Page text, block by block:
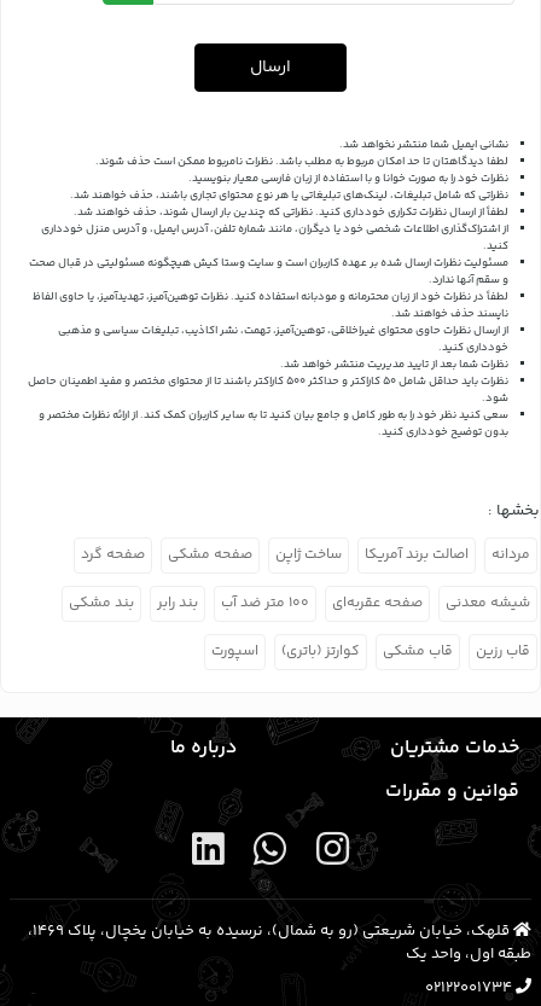
ارسال
نشانی ایمیل شما منتشر نخواهد شد.
لطفا دیدگاهتان تا حد امکان مربوط به مطلب باشد. نظرات نامربوط ممکن است حذف شوند.
نظرات خود را به صورت خوانا و با استفاده از زبان فارسی معیار بنویسید.
نظراتی که شامل تبلیغات، لینک‌های تبلیغاتی یا هر نوع محتوای تجاری باشند، حذف خواهند شد.
لطفاً از ارسال نظرات تکراری خودداری کنید. نظراتی که چندین بار ارسال شوند، حذف خواهند شد.
از اشتراک‌گذاری اطلاعات شخصی خود یا دیگران، مانند شماره تلفن، آدرس ایمیل، و آدرس منزل خودداری
کنید.
مسئولیت نظرات ارسال شده بر عهده کاربران است و سایت وستا کیش هیچگونه مسئولیتی در قبال صحت
و سقم آنها ندارد.
لطفاً در نظرات خود از زبان محترمانه و مودبانه استفاده کنید. نظرات توهین‌آمیز، تهدیدآمیز، یا حاوی الفاظ
ناپسند حذف خواهند شد.
از ارسال نظرات حاوی محتوای غیراخلاقی، توهین‌آمیز، تهمت، نشر اکاذیب، تبلیغات سیاسی و مذهبی
خودداری کنید.
نظرات شما بعد از تایید مدیریت منتشر خواهد شد.
نظرات باید حداقل شامل 50 کاراکتر و حداکثر 500 کاراکتر باشند تا از محتوای مختصر و مفید اطمینان حاصل
شود.
سعی کنید نظر خود را به طور کامل و جامع بیان کنید تا به سایر کاربران کمک کند.از ارائه نظرات مختصر و
بدون توضیح خودداری کنید.
بخشها :
مردانه اصالت برند آمریکا ساخت ژاپن صفحه مشکی صفحه گرد
شیشه معدنی صفحه عقربه‌ای ۱۰۰ متر ضد آب بند رابر بند مشکی
قاب رزین قاب مشکی کوارتز (باتری) اسپورت
خدمات مشتریان
درباره ما
قوانین و مقررات
قلهک، خیابان شریعتی (رو به شمال)، نرسیده به خیابان یخچال، پلاک ۱۴۶۹،
طبقه اول، واحد یک
02122001734